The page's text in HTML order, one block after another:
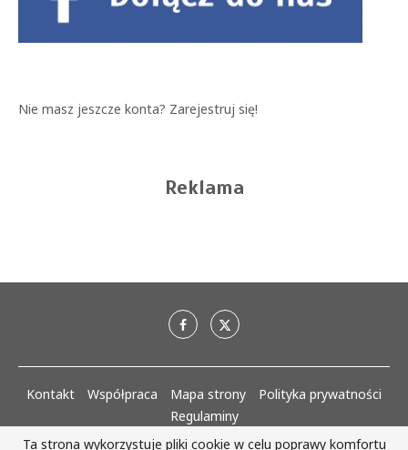
Nie masz jeszcze konta? Zarejestruj się!
Reklama
Współpraca Mapa strony
Polityka prywatności
Regulaminy
Ta strona wykorzystuje pliki cookie w celu poprawy komfortu